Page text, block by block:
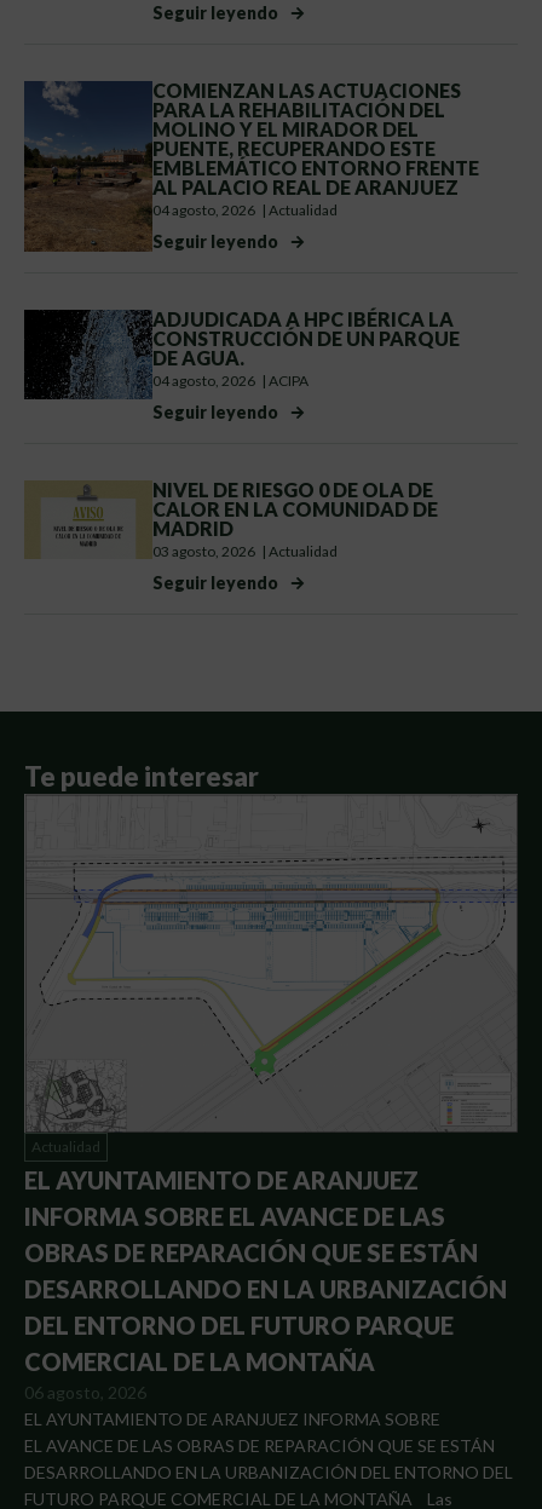
Seguir leyendo
COMIENZAN LAS ACTUACIONES
PARA LA REHABILITACIÓN DEL
MOLINO Y EL MIRADOR DEL
PUENTE, RECUPERANDO ESTE
EMBLEMÁTICO ENTORNO FRENTE
AL PALACIO REAL DE ARANJUEZ
04 agosto, 2026 | Actualidad
Seguir leyendo
ADJUDICADA A HPC IBÉRICA LA
CONSTRUCCIÓN DE UN PARQUE
DE AGUA.
04 agosto, 2026 | ACIPA
Seguir leyendo
NIVEL DE RIESGO 0 DE OLA DE
CALOR EN LA COMUNIDAD DE
MADRID
03 agosto, 2026 | Actualidad
Seguir leyendo
Te puede interesar
Actualidad
EL AYUNTAMIENTO DE ARANJUEZ
INFORMA SOBRE EL AVANCE DE LAS
OBRAS DE REPARACIÓN QUE SE ESTÁN
DESARROLLANDO EN LA URBANIZACIÓN
DEL ENTORNO DEL FUTURO PARQUE
COMERCIAL DE LA MONTAÑA
06 agosto, 2026
EL AYUNTAMIENTO DE ARANJUEZ INFORMA SOBRE
EL AVANCE DE LAS OBRAS DE REPARACIÓN QUE SE ESTÁN
DESARROLLANDO EN LA URBANIZACIÓN DEL ENTORNO DEL
FUTURO PARQUE COMERCIAL DE LA MONTAÑA Las